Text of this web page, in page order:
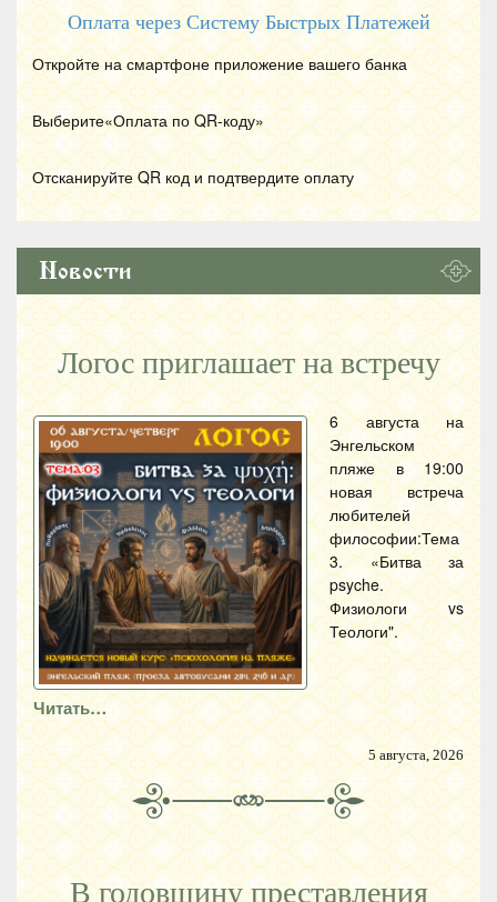
Оплата через Систему Быстрых Платежей
Откройте на смартфоне приложение вашего банка
Выберите«Оплата по QR-коду»
Отсканируйте QR код и подтвердите оплату
Новости
Логос приглашает на встречу
6 августа на
Энгельском
пляже в 19:00
новая встреча
любителей
философии:Тема
3. «Битва за
psyche.
Физиологи vs
Теологи".
Читать…
5 августа, 2026
В годовщину преставления